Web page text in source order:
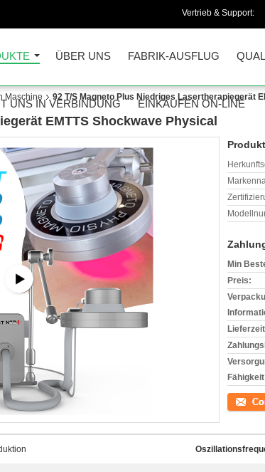
Vertrieb & Support:
ÜBER UNS FABRIK-AUSFLUG
UNS IN VERBINDUNG EINKAUFEN ON-LINE
Maschine 92 T/S Magneto Plus Niedriges Lasertherapiegerät
EMTTS Shockwave Physical
Min
Preis:
Kontakt